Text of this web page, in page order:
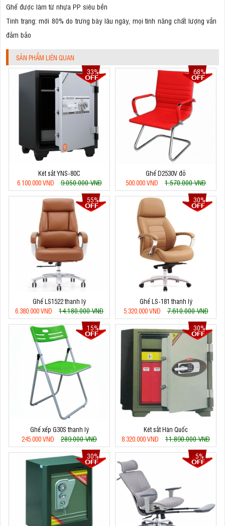
Ghế được làm từ nhựa PP siêu bền
Tình trạng: mới 80% do trưng bày lâu ngày, mọi tính năng chất lượng vẫn
đảm bảo
SẢN PHẨM LIÊN QUAN
33%
Két sắt YNS-80C
6.100.000 VNĐ
9.050.000 VNĐ
68%
Ghế D2530V đỏ
500.000 VNĐ
1.570.000 VNĐ
55%
Ghế LS1522 thanh lý
6.380.000 VNĐ
14.180.000 VNĐ
30%
Ghế LS-181 thanh lý
5.320.000 VNĐ
7.610.000 VNĐ
15%
Ghế xếp G30S thanh lý
245.000 VNĐ
289.000 VNĐ
30%
Két sắt Hàn Quốc
8.320.000 VNĐ
11.890.000 VNĐ
30%
5%